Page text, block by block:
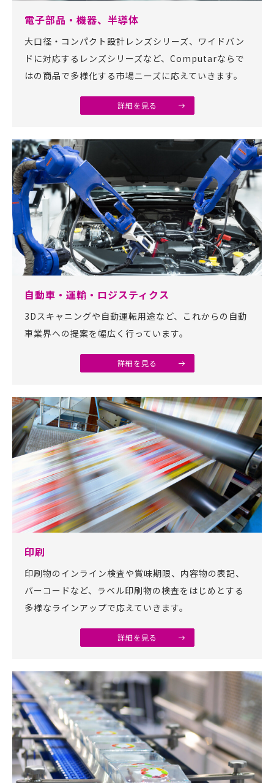
電子部品・機器、半導体
大口径・コンパクト設計レンズシリーズ、ワイドバン
ドに対応するレンズシリーズなど、Computarならで
はの商品で多様化する市場ニーズに応えていきます。
詳細を見る
自動車・運輸・ロジスティクス
3Dスキャニングや自動運転用途など、これからの自動
車業界への提案を幅広く行っています。
詳細を見る
印刷
印刷物のインライン検査や賞味期限、内容物の表記、
バーコードなど、ラベル印刷物の検査をはじめとする
多様なラインアップで応えていきます。
詳細を見る